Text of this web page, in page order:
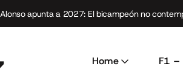
Alonso apunta a 2027: El bicampeón no
Home F1 –